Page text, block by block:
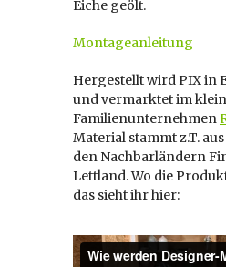
Eiche geölt.
Montageanleitung
Hergestellt wird PIX in
und vermarktet im
Familienunternehmen
Material stammt z.T. aus
den Nachbarländern
Lettland. Wo die
das sieht ihr hier: